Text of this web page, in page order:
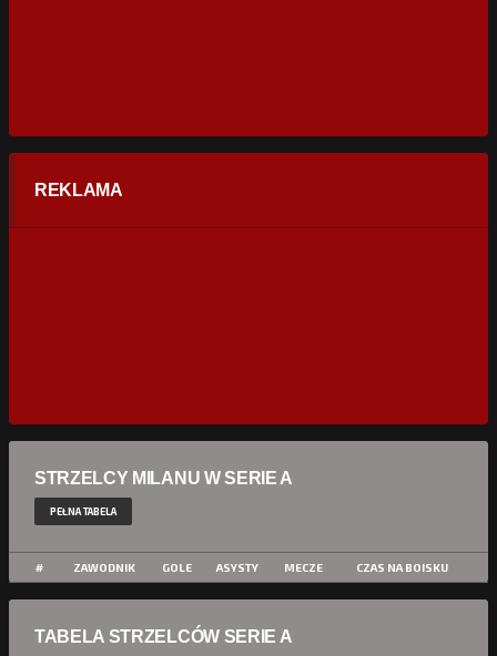
REKLAMA
STRZELCY MILANU W SERIE A
PEŁNA TABELA
# ZAWODNIK GOLE ASYSTY MECZE CZAS NA BOISKU
TABELA STRZELCÓW SERIE A